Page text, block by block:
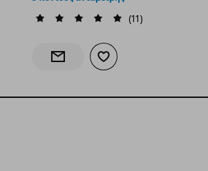
(11)
Ενημέρωση διαθεσιμότητας
Προσθήκη στα αγαπημένα